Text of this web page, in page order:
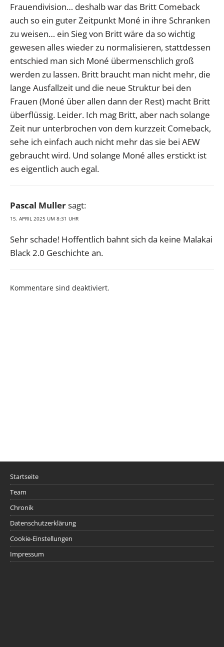
Frauendivision… deshalb war das Britt Comeback
auch so ein guter Zeitpunkt Moné in ihre Schranken
zu weisen… ein Sieg von Britt wäre da so wichtig
gewesen alles wieder zu normalisieren, stattdessen
entschied man sich Moné übermenschlich groß
werden zu lassen. Britt braucht man nicht mehr, die
lange Ausfallzeit und die neue Struktur bei den
Frauen (Moné über allen dann der Rest) macht Britt
überflüssig. Leider. Ich mag Britt, aber nach solange
Zeit nur unterbrochen von dem kurzzeit Comeback,
sehe ich einfach auch nicht mehr das sie bei AEW
gebraucht wird. Und solange Moné alles erstickt ist
es eigentlich auch egal.
Pascal Mullersagt:
15. APRIL 2025 UM 8:31 UHR
Sehr schade! Hoffentlich bahnt sich da keine Malakai
Black 2.0 Geschichte an.
Kommentare sind deaktiviert.
Startseite
Team
Chronik
Datenschutzerklärung
Cookie-Einstellungen
Impressum